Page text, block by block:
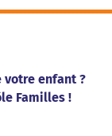
votre enfant ?
Familles !